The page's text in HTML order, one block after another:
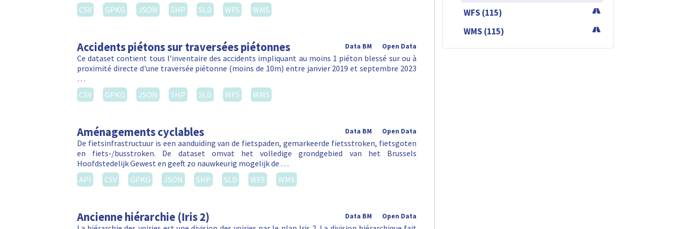
CSV
GPKG JSON SHP SLD WFS WMS
Accidents piétons sur traversées piétonnes Open Data
Data BM
Ce dataset contient tous l’inventaire des accidents impliquant au moins 1 piéton blessé sur ou à
proximité directe d'une traversée piétonne (moins de 10m) entre janvier 2019 et septembre 2023
…
CSV
GPKG JSON SHP SLD WFS WMS
Aménagements cyclables Open Data
Data BM
De fietsinfrastructuur is een aanduiding van de fietspaden, gemarkeerde fietsstroken, fietsgoten
en fiets-/busstroken. De dataset omvat het volledige grondgebied van het Brussels
Hoofdstedelijk Gewest en geeft zo nauwkeurig mogelijk de …
API
CSV GPKG JSON SHP SLD WFS WMS
Ancienne hiérarchie (Iris 2) Open Data
Data BM
WFS (115)
WMS (115)